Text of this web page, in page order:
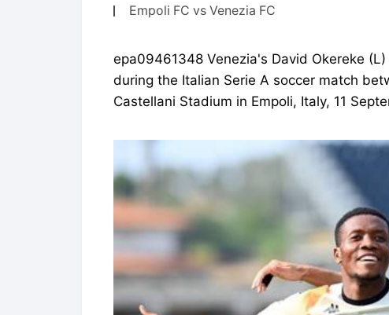
Empoli FC vs Venezia FC
epa09461348 Venezia's David Okereke
during the Italian Serie A soccer match
Castellani Stadium in Empoli, Italy, 11